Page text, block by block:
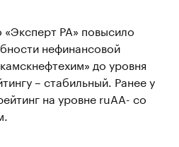
«Эксперт РА» повысило
нефинансовой
до уровня
– стабильный. Ранее у
на уровне ruAA- со